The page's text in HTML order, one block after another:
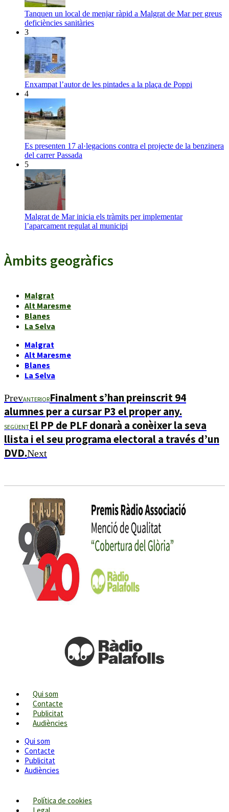
Tanquen un local de menjar ràpid a Malgrat de Mar per greus
deficiències sanitàries
3
Enxampat l’autor de les pintades a la plaça de Poppi
4
Es presenten 17 al·legacions contra el projecte de la benzinera
del carrer Passada
5
Malgrat de Mar inicia els tràmits per implementar
l’aparcament regulat al municipi
Àmbits geogràfics
Malgrat
Alt Maresme
Blanes
La Selva
Malgrat
Alt Maresme
Blanes
La Selva
PrevANTERIORFinalment s’han preinscrit 94
alumnes per a cursar P3 el proper any.
SEGÜENTEl PP de PLF donarà a conèixer la seva
llista i el seu programa electoral a través d’un
DVD.Next
Qui som
Contacte
Publicitat
Audiències
Qui som
Contacte
Publicitat
Audiències
Política de cookies
Legal